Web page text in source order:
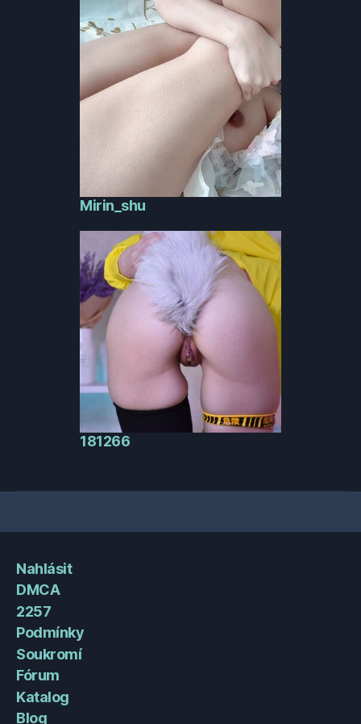
Mirin_shu
181266
Nahlásit
DMCA
2257
Podmínky
Soukromí
Fórum
Katalog
Blog